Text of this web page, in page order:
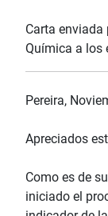
Carta enviada
Química a los
Pereira,
Apreciados
Como es de
iniciado el